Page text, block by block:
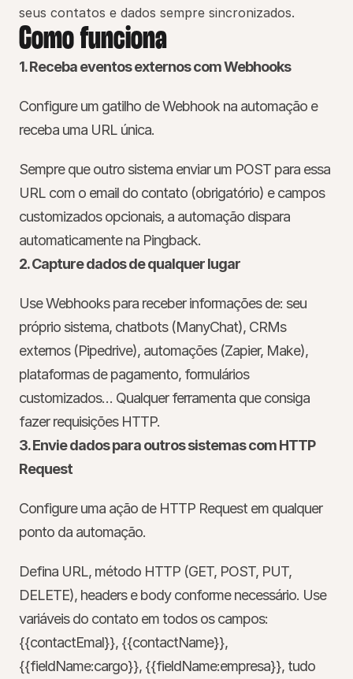
seus contatos e dados sempre sincronizados.
Como funciona
1. Receba eventos externos com Webhooks
Configure um gatilho de Webhook na automação e
receba uma URL única.
Sempre que outro sistema enviar um POST para essa
URL com o email do contato (obrigatório) e campos
customizados opcionais, a automação dispara
automaticamente na Pingback.
2. Capture dados de qualquer lugar
Use Webhooks para receber informações de: seu
próprio sistema, chatbots (ManyChat), CRMs
externos (Pipedrive), automações (Zapier, Make),
plataformas de pagamento, formulários
customizados… Qualquer ferramenta que consiga
fazer requisições HTTP.
3. Envie dados para outros sistemas com HTTP
Request
Configure uma ação de HTTP Request em qualquer
ponto da automação.
Defina URL, método HTTP (GET, POST, PUT,
DELETE), headers e body conforme necessário. Use
{{contactEmal}}, {{contactName}}
{{fieldName:cargo}}, {{fieldName:empresa}}, tudo